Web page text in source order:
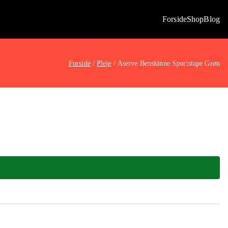
ForsideShopBlog
Forside Pleje Aserve Benskinne Sportstape Grøn